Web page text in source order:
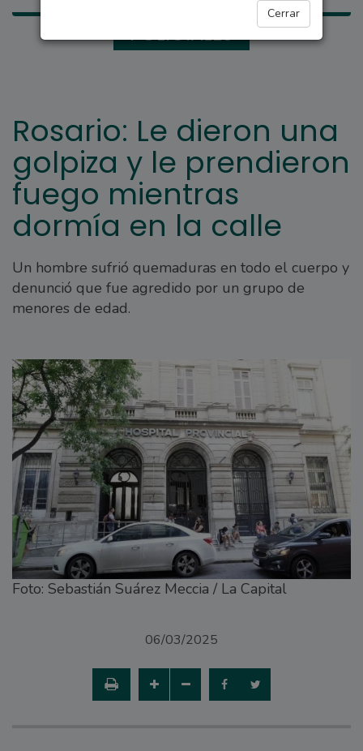
Cerrar
POLICIALES
Rosario: Le dieron una
golpiza y le prendieron
fuego mientras
dormía en la calle
Un hombre sufrió quemaduras en todo el cuerpo y
denunció que fue agredido por un grupo de
menores de edad.
Foto: Sebastián Suárez Meccia / La Capital
06/03/2025